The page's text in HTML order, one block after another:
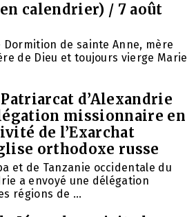
calendrier) / 7 août
Dormition de sainte Anne, mère
de Dieu et toujours vierge Marie
d’Alexandrie
missionnaire en
de l’Exarchat
orthodoxe russe
et de Tanzanie occidentale du
a envoyé une délégation
régions de ...